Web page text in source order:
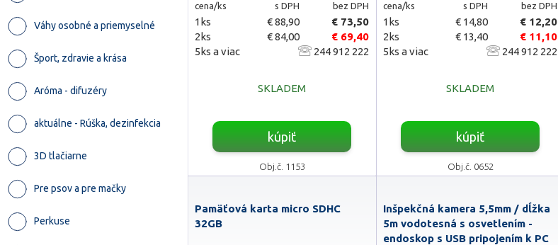
Váhy osobné a priemyselné
Šport, zdravie a krása
Aróma - difuzéry
aktuálne - Rúška, dezinfekcia
3D tlačiarne
Pre psov a pre mačky
Perkuse
cena/ks s DPH bez DPH
1ks € 88,90
€ 73,50
2ks
€ 84,00
€ 69,40
5ks a viac
244 912 222
SKLADEM
kúpiť
Obj.č. 1153
cena/ks s DPH bez DPH
1ks € 14,80
€ 12,20
2ks
€ 13,40
€ 11,10
5ks a viac
244 912 222
SKLADEM
kúpiť
Obj.č. 0652
Pamäťová karta micro SDHC
32GB
Inšpekčná kamera 5,5mm / dĺžka
5m vodotesná s osvetlením -
endoskop s USB pripojením k PC